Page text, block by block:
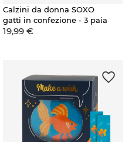
Calzini da donna SOXO
gatti in confezione - 3 paia
19,99 €